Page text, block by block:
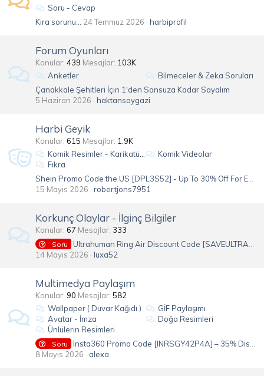
Soru - Cevap
Kira sorunu...
24 Temmuz 2026 harbiprofil
Forum Oyunları
Konular 439 Mesajlar 103K
Anketler
Bilmeceler & Zeka Soruları
Çanakkale Şehitleri İçin 1'den Sonsuza Kadar Sayalım
5 Haziran 2026
haktansoygazi
Harbi Geyik
Konular 615 Mesajlar 1.9K
Komik Resimler - Karikatürler
Komik Videolar
Fıkra
15 Mayıs 2026
robertjons7951
Korkunç Olaylar - İlginç Bilgiler
Konular 67 Mesajlar 333
Soru
Ultrahuman Ring Air Discount Code [SAVEULTRA] - Free Shipping - Best Health Ring
14 Mayıs 2026
luxa52
Multimedya Paylaşım
Konular 90 Mesajlar 582
Wallpaper ( Duvar Kağıdı )
GİF Paylaşımı
Avatar - İmza
Doğa Resimleri
Ünlülerin Resimleri
Soru
Insta360 Promo Code [INRSGY42P4A] – 35% Discount USA
8 Mayıs 2026
alexa